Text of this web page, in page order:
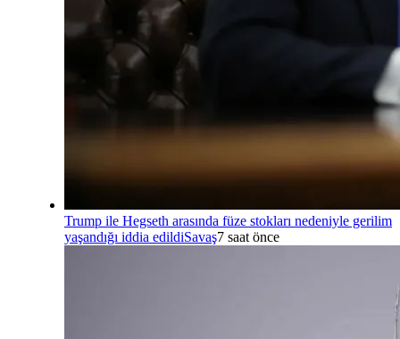
Trump ile Hegseth arasında füze stokları nedeniyle gerilim
yaşandığı iddia edildiSavaş7 saat önce